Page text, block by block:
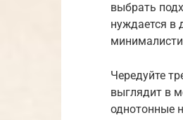
выбрать
нуждается в
Чередуйте
выглядит в
однотонные